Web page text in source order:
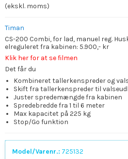
(ekskl. moms)
Timan
CS-200 Combi, for lad, manuel reg.
elreguleret fra kabinen: 5.900,- kr
Klik her for at se filmen
Det får du
Kombineret tallerkenspreder og
Skift fra tallerkenspreder til
Juster spredemængde fra kabinen
Spredebredde fra 1 til 6 meter
Max kapacitet på 225 kg
Stop/Go funktion
Model/Varenr.: 725132